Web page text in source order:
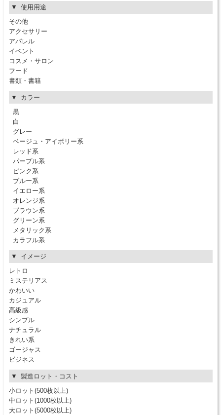
使用用途
その他
アクセサリー
アパレル
イベント
コスメ・サロン
フード
書類・書籍
カラー
黒
白
グレー
ベージュ・アイボリー系
レッド系
パープル系
ピンク系
ブルー系
イエロー系
オレンジ系
ブラウン系
グリーン系
メタリック系
カラフル系
イメージ
レトロ
ミステリアス
かわいい
カジュアル
高級感
シンプル
ナチュラル
きれい系
ゴージャス
ビジネス
製造ロット・コスト
小ロット(500枚以上)
中ロット(1000枚以上)
大ロット(5000枚以上)